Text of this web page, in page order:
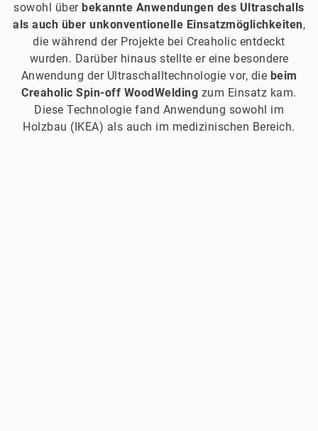
sowohl über bekannte Anwendungen des Ultraschalls
als auch über unkonventionelle Einsatzmöglichkeiten,
die während der Projekte bei Creaholic entdeckt
wurden. Darüber hinaus stellte er eine besondere
Anwendung der Ultraschalltechnologie vor, die beim
Creaholic Spin-off WoodWelding zum Einsatz kam.
Diese Technologie fand Anwendung sowohl im
Holzbau (IKEA) als auch im medizinischen Bereich.